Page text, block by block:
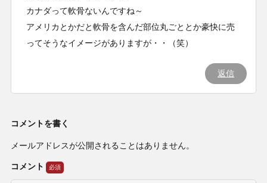
カナダって軟骨ないんですね～
アメリカとかだと軟骨を含んだ部位丸ごととか豪快に売
ってそうなイメージがありますが・・（笑）
返信
コメントを書く
メールアドレスが公開されることはありません。
コメント